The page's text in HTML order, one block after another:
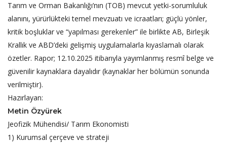
Tarım ve Orman Bakanlığı’nın (TOB) mevcut yetki-sorumluluk
alanını, yürürlükteki temel mevzuatı ve icraatları; güçlü yönler,
kritik boşluklar ve “yapılması gerekenler” ile birlikte AB, Birleşik
Krallık ve ABD’deki gelişmiş uygulamalarla kıyaslamalı olarak
özetler. Rapor; 12.10.2025 itibarıyla yayımlanmış resmî belge ve
güvenilir kaynaklara dayalıdır (kaynaklar her bölümün sonunda
verilmiştir).
Hazırlayan:
Metin Özyürek
Jeofizik Mühendisi/ Tarım Ekonomisti
1) Kurumsal çerçeve ve strateji